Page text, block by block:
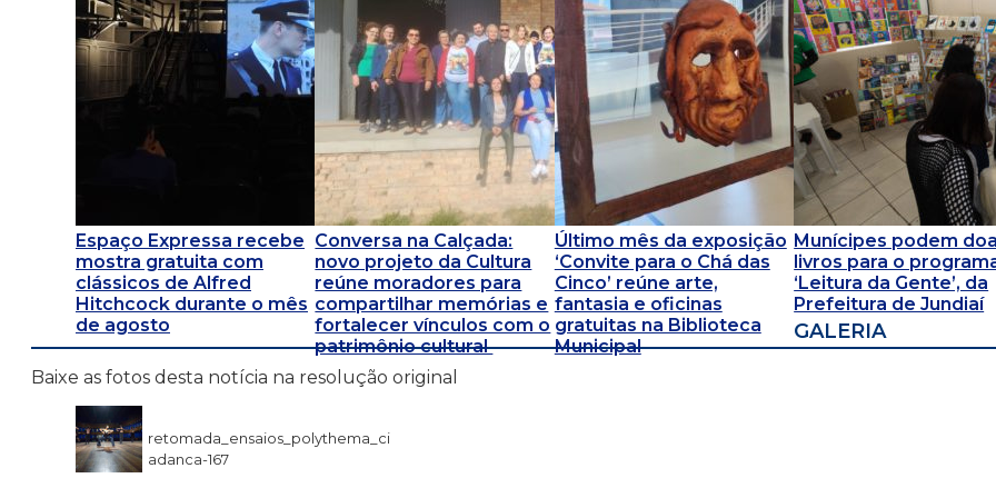
Espaço Expressa recebe
mostra gratuita com
clássicos de Alfred
Hitchcock durante o mês
de agosto
Conversa na Calçada:
novo projeto da Cultura
reúne moradores para
compartilhar memórias e
fortalecer vínculos com o
patrimônio cultural
Último mês da exposição
‘Convite para o Chá das
Cinco’ reúne arte,
fantasia e oficinas
gratuitas na Biblioteca
Municipal
Munícipes podem
livros para o
‘Leitura da Gente’, da
Prefeitura de Jundiaí
GALERIA
Baixe as fotos desta notícia na resolução original
retomada_ensaios_polythema_ci
adanca-167